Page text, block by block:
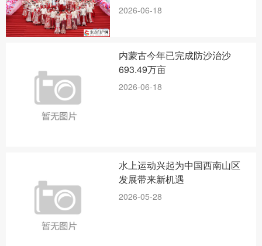
2026-06-18
内蒙古今年已完成防沙治沙
693.49万亩
2026-06-18
水上运动兴起为中国西南山区
发展带来新机遇
2026-05-28